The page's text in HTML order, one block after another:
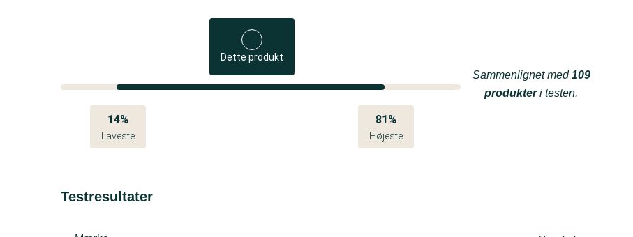
Dette produkt
14%
Laveste
81%
Højeste
Sammenlignet med109
produkteri testen.
Testresultater